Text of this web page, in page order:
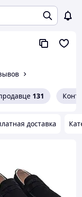
131
доставка